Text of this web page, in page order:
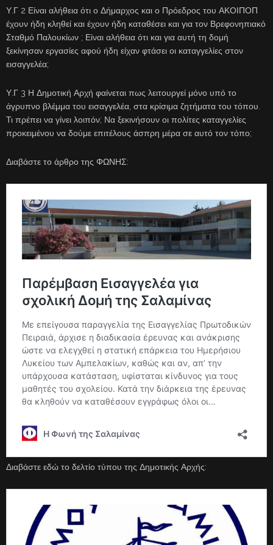
Υ.Γ 2 Είναι αλήθεια ότι ο Δήμαρχος και ο Πρόεδρος του ΑΚΟΙΠΟΠ
έχουν ήδη κληθεί και έχουν ήδη καταθέσει και για τον Βρεφονηπιακό
Σταθμό Παλουκίων ; Είναι αλήθεια ότι και για αυτή τη δομή
ξεκίνησαν εργασίες αφού ήδη είχαν φτάσει οι καταγγελίες στον
εισαγγελέα;
Υ.Γ 3 Η Δημοτική Αρχή φαίνεται πως λειτουργεί μόνο υπό το
άγρυπνο βλέμμα του εισαγγελέα, στα κρίσιμα ζητήματα του τόπου.
Τι πρέπει να γίνει λοιπόν; Να ξεκινήσουν οι πολίτες καταγγελίες
προκειμένου να δούμε επιτέλους άσπρη μέρα σε αυτό τον τόπο;
Διαβάστε το άρθρο της ΦΩΝΗΣ:
Διαβάστε εδώ το δελτίο τύπου της Δημοτικής Αρχής: